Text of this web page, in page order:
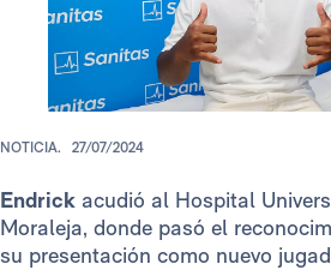
NOTICIA. 27/07/2024
Endrick acudió al Hospital
Moraleja, donde pasó el
su presentación como nuevo